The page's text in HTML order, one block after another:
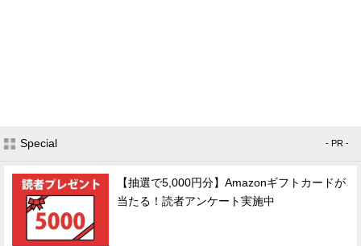
Special - PR -
【抽選で5,000円分】Amazonギフトカードが
当たる！読者アンケート実施中